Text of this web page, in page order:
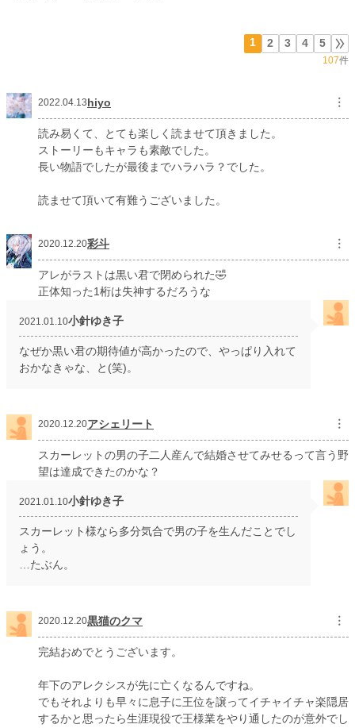
1 2 3 4 5
107件
2022.04.13hiyo ︙
読み易くて、とても楽しく読ませて頂きました。
ストーリーもキャラも素敵でした。
長い物語でしたが最後までハラハラ？でした。
読ませて頂いて有難うございました。
2020.12.20彩斗 ︙
アレがラストは黒い君で閉められた🤣
正体知った1桁は失神するだろうな
2021.01.10小針ゆき子
なぜか黒い君の期待値が高かったので、やっぱり入れて
おかなきゃな、と(笑)。
2020.12.20アシェリート ︙
スカーレットの男の子二人産んで結婚させてみせるって言う野
望は達成できたのかな？
2021.01.10小針ゆき子
スカーレット様なら多分気合で男の子を生んだことでし
ょう。
…たぶん。
2020.12.20黒猫のクマ ︙
完結おめでとうございます。
年下のアレクシスが先に亡くなるんですね。
でもそれよりも早々に息子に王位を譲ってイチャイチャ楽隠居
するかと思ったら生涯現役で王様業をやり通したのが意外でし